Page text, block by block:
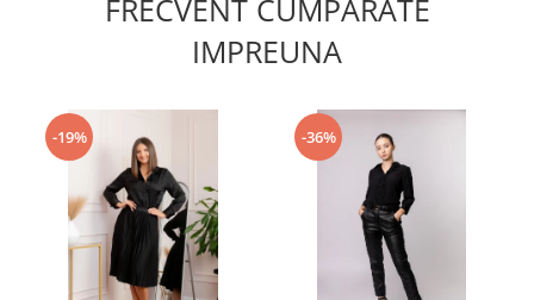
FRECVENT CUMPARATE
IMPREUNA
-19% -36%